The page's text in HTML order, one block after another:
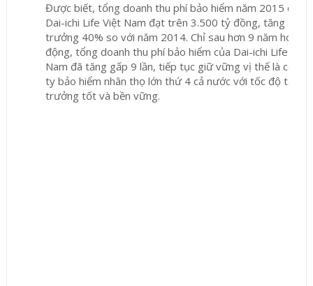
Được biết, tổng doanh thu phí bảo hiểm năm 2015 của
Dai-ichi Life Việt Nam đạt trên 3.500 tỷ đồng, tăng
trưởng 40% so với năm 2014. Chỉ sau hơn 9 năm hoạt
động, tổng doanh thu phí bảo hiểm của Dai-ichi Life Việt
Nam đã tăng gấp 9 lần, tiếp tục giữ vững vị thế là công
ty bảo hiểm nhân thọ lớn thứ 4 cả nước với tốc độ tăng
trưởng tốt và bền vững.